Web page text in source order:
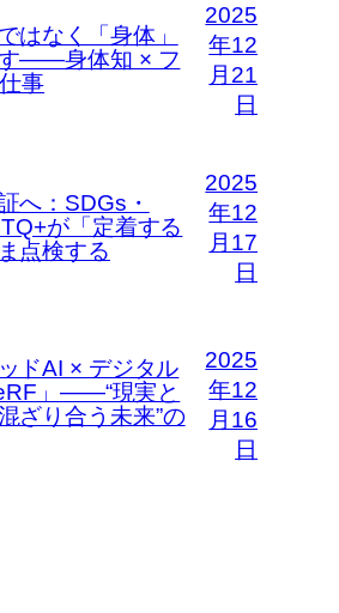
はなく「身体」
――身体知 × フ
事
2025
年12
月21
日
へ：SDGs・
が「定着する
点検する
2025
年12
月17
日
ドAI × デジタル
」――“現実と
ざり合う未来”の
2025
年12
月16
日